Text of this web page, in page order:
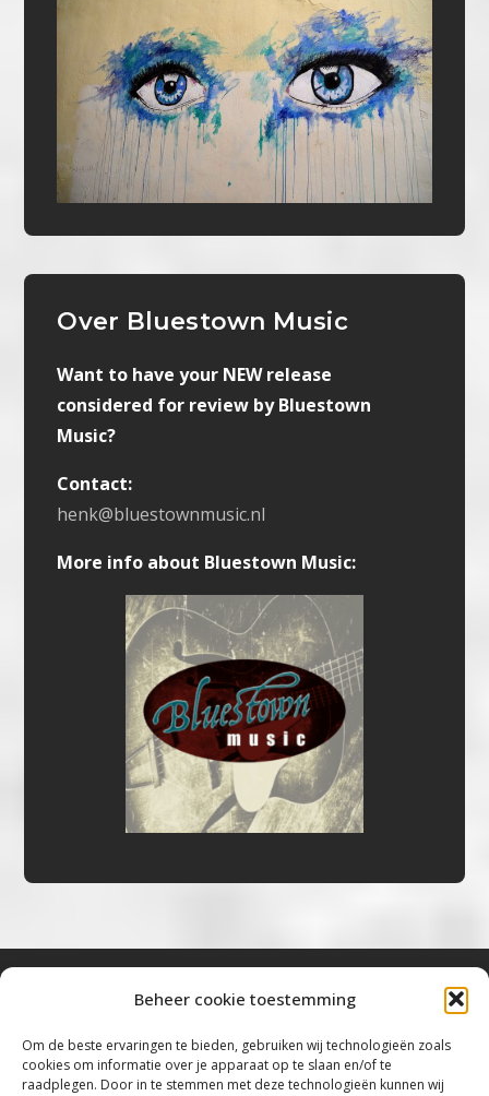
Beheer cookie toestemming
Om de beste ervaringen te bieden, gebruiken wij technologieën zoals
cookies om informatie over je apparaat op te slaan en/of te
raadplegen. Door in te stemmen met deze technologieën kunnen wij
Over Bluestown Music
Want to have your NEW release
considered for review by Bluestown
Music?
Contact:
henk@bluestownmusic.nl
More info about Bluestown Music:
“Voor de mooiste Blues, Rock, Roots &